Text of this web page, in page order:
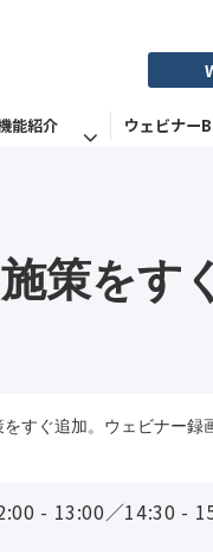
能紹介 ウェビナー
策をす
すぐ追加。ウェビナー録
- 13:00／14:30 -